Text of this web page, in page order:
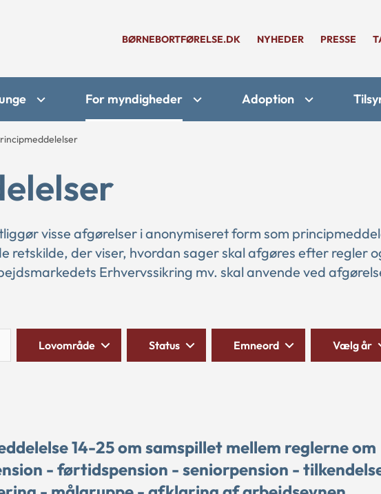
BØRNEBORTFØRELSE.DK NYHEDER PRESSE
For myndigheder Adoption
visse afgørelser i anonymiseret form som
retskilde, der viser, hvordan sager skal afgøres efter regler
Erhvervssikring mv. skal anvende ved
Lovområde Status Emneord Vælg år
14-25 om samspillet mellem reglerne om
- førtidspension - seniorpension -